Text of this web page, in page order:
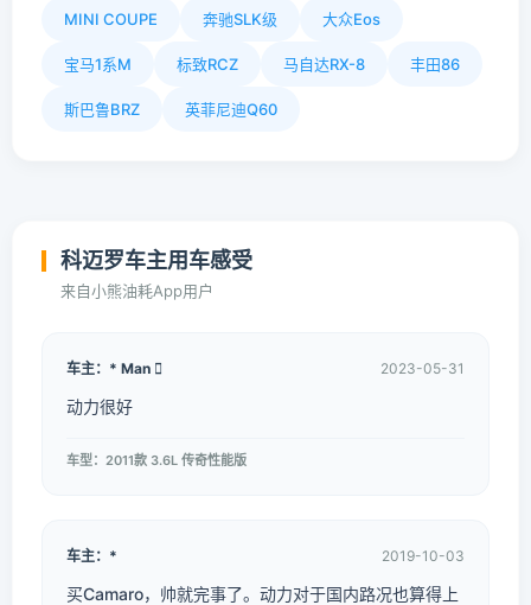
MINI COUPE 奔驰SLK级 大众Eos
宝马1系M 标致RCZ 马自达RX-8 丰田86
斯巴鲁BRZ 英菲尼迪Q60
科迈罗车主用车感受
来自小熊油耗App用户
车主：* Man  2023-05-31
动力很好
车型：2011款 3.6L 传奇性能版
车主：* 2019-10-03
买Camaro，帅就完事了。动力对于国内路况也算得上